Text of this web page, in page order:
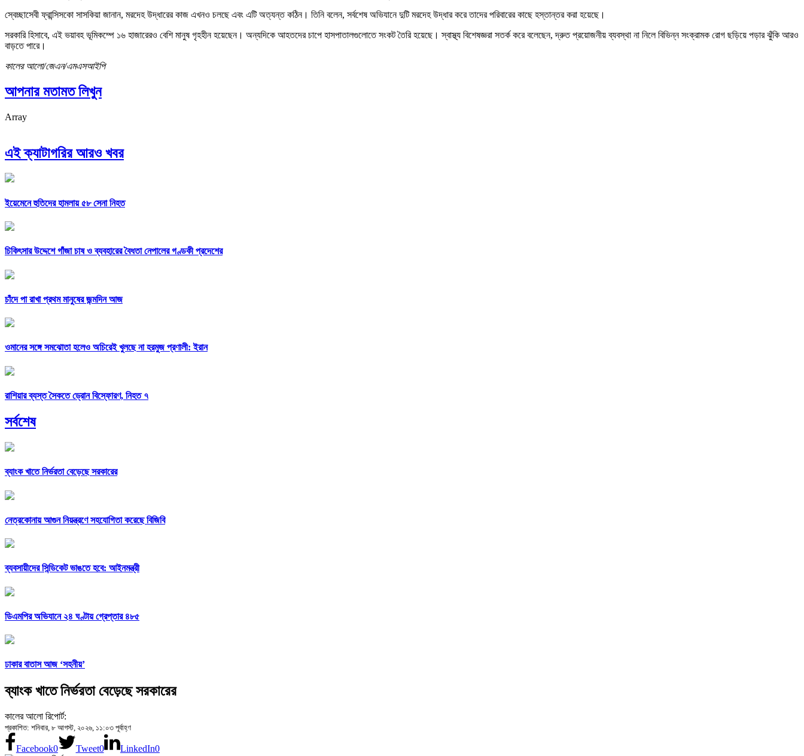
স্বেচ্ছাসেবী ফ্রান্সিসকো সাসকিয়া জানান, মরদেহ উদ্ধারের কাজ এখনও চলছে এবং এটি অত্যন্ত কঠিন। তিনি বলেন, সর্বশেষ অভিযানে দুটি মরদেহ উদ্ধার করে তাদের পরিবারের কাছে হস্তান্তর করা হয়েছে।
সরকারি হিসাবে, এই ভয়াবহ ভূমিকম্পে ১৬ হাজারেরও বেশি মানুষ গৃহহীন হয়েছেন। অন্যদিকে আহতদের চাপে হাসপাতালগুলোতে সংকট তৈরি হয়েছে। স্বাস্থ্য বিশেষজ্ঞরা সতর্ক করে বলেছেন, দ্রুত প্রয়োজনীয় ব্যবস্থা না নিলে বিভিন্ন সংক্রামক রোগ ছড়িয়ে পড়ার ঝুঁকি আরও
বাড়তে পারে।
কালের আলো/জেএন/এমএসআইপি
আপনার মতামত লিখুন
Array
এই ক্যাটাগরির আরও খবর
ইয়েমেনে হুতিদের হামলায় ৫৮ সেনা নিহত
চিকিৎসার উদ্দেশে গাঁজা চাষ ও ব্যবহারের বৈধতা নেপালের গণ্ডকী প্রদেশের
চাঁদে পা রাখা প্রথম মানুষের জন্মদিন আজ
ওমানের সঙ্গে সমঝোতা হলেও অচিরেই খুলছে না হরমুজ প্রণালী: ইরান
রাশিয়ার ব্যস্ত সৈকতে ড্রোন বিস্ফোরণ, নিহত ৭
সর্বশেষ
ব্যাংক খাতে নির্ভরতা বেড়েছে সরকারের
নেত্রকোনায় আগুন নিয়ন্ত্রণে সহযোগিতা করেছে বিজিবি
ব্যবসায়ীদের সিন্ডিকেট ভাঙতে হবে: আইনমন্ত্রী
ডিএমপির অভিযানে ২৪ ঘণ্টায় গ্রেপ্তার ৪৮৫
ঢাকার বাতাস আজ ‘সহনীয়’
ব্যাংক খাতে নির্ভরতা বেড়েছে সরকারের
কালের আলো রিপোর্ট:
প্রকাশিত: শনিবার, ৮ আগস্ট, ২০২৬, ১১:০৩ পূর্বাহ্ণ
Facebook0 Tweet0 LinkedIn0